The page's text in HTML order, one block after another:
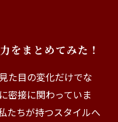
をまとめてみた！
た目の変化だけでな
密接に関わっていま
たちが持つスタイルへ